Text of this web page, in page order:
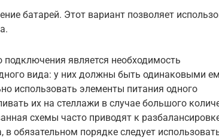
батарей. Этот вариант позволяет
является необходимость
вида: у них должны быть одинаковыми
использовать элементы питания одного
их на стеллажи в случае большого
схемы часто приводят к
обязательном порядке следует